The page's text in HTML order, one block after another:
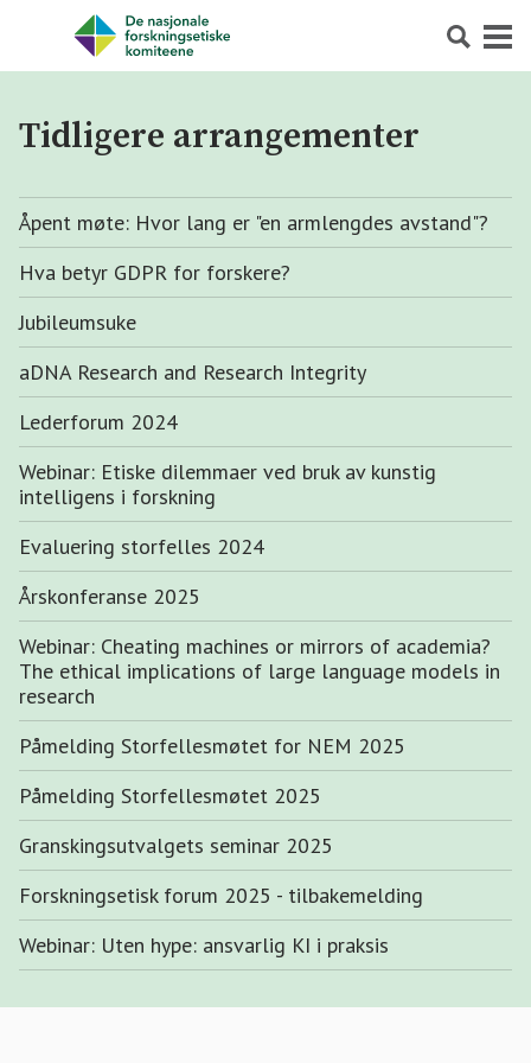
Søk Meny
Tidligere arrangementer
Åpent møte: Hvor lang er "en armlengdes avstand"?
Hva betyr GDPR for forskere?
Jubileumsuke
aDNA Research and Research Integrity
Lederforum 2024
Webinar: Etiske dilemmaer ved bruk av kunstig
intelligens i forskning
Evaluering storfelles 2024
Årskonferanse 2025
Webinar: Cheating machines or mirrors of academia?
The ethical implications of large language models in
research
Påmelding Storfellesmøtet for NEM 2025
Påmelding Storfellesmøtet 2025
Granskingsutvalgets seminar 2025
Forskningsetisk forum 2025 - tilbakemelding
Webinar: Uten hype: ansvarlig KI i praksis